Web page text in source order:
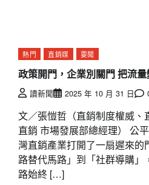
熱門 直銷媒 要聞
政策開門，企業別關門 把流
讀新聞 2025 年 10 月 31 日
文／張愷哲（直銷制度權威、
直銷 市場發展部總經理） 公
灣直銷產業打開了一扇遲來的
路替代馬路」到「社群導購」
路始終 […]